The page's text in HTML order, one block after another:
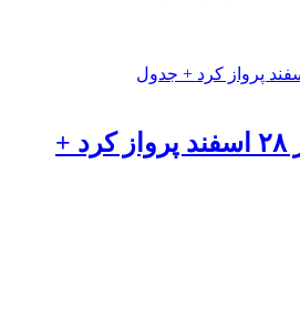
قیمت طلا در بازار ۲۸ اسفند پرواز کرد +